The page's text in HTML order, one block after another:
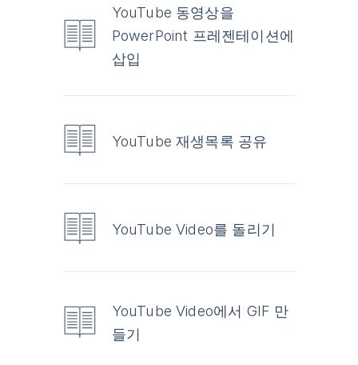
YouTube 동영상을
PowerPoint 프레젠테이션에
삽입
YouTube 재생목록 공유
YouTube Video를 돌리기
YouTube Video에서 GIF 만
들기